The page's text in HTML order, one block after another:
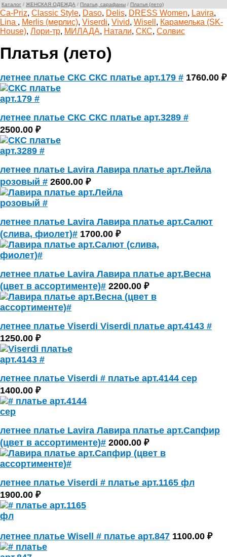
Каталог / ЖЕНСКАЯ ОДЕЖДА / Платья, сарафаны / Платья (лето)
Ca-Priz, Classic Style, Daso, Delis, DRESS Women, Lavira,
Lina , Merlis (мерлис), Viserdi, Vivid, Wisell , Карамелька (SK-
House), Лори-тр, МИЛАДА, Натали, СКС, Солвис
Платья (лето)
летнее платье СКС СКС платье арт.179 # 1760.00 ₽
летнее платье СКС СКС платье арт.3289 #
2500.00 ₽
летнее платье Lavira Лавира платье арт.Лейла
розовый # 2600.00 ₽
летнее платье Lavira Лавира платье арт.Салют
(слива, фиолет)# 1700.00 ₽
летнее платье Lavira Лавира платье арт.Весна
(цвет в ассортименте)# 2200.00 ₽
летнее платье Viserdi Viserdi платье арт.4143 #
1250.00 ₽
летнее платье Viserdi # платье арт.4144 сер
1400.00 ₽
летнее платье Lavira Лавира платье арт.Сапфир
(цвет в ассортименте)# 2000.00 ₽
летнее платье Viserdi # платье арт.1165 фл
1900.00 ₽
летнее платье Wisell # платье арт.847 1100.00 ₽